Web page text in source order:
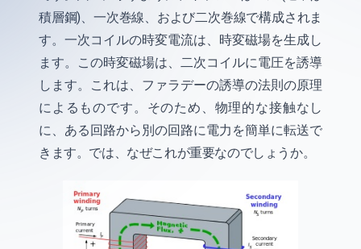
積層鋼)、一次巻線、および二次巻線で構成されま
す。一次コイルの時変電流は、時変磁場を生成し
ます。この時変磁場は、二次コイルに電圧を誘導
します。これは、ファラデーの誘導の法則の原理
によるものです。そのため、物理的な接触なし
に、ある回路から別の回路に電力を簡単に転送で
きます。では、なぜこれが重要なのでしょうか。